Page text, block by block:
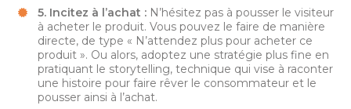
5. Incitez à l’achat : N’hésitez pas à pousser le visiteur
à acheter le produit. Vous pouvez le faire de manière
directe, de type « N’attendez plus pour acheter ce
produit ». Ou alors, adoptez une stratégie plus fine en
pratiquant le storytelling, technique qui vise à raconter
une histoire pour faire rêver le consommateur et le
pousser ainsi à l’achat.